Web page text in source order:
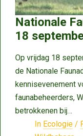
Nationale
18
Op vrijdag 18
de Nationale
kennisevenement
faunabeheerders,
betrokkenen bij…
In Ecologie /